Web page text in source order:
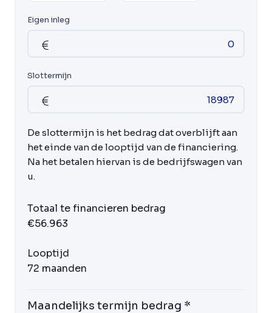
Eigen inleg
Slottermijn
De slottermijn is het bedrag dat overblijft aan
het einde van de looptijd van de financiering.
Na het betalen hiervan is de bedrijfswagen van
u.
Totaal te financieren bedrag
€56.963
Looptijd
72 maanden
Maandelijks termijn bedrag *